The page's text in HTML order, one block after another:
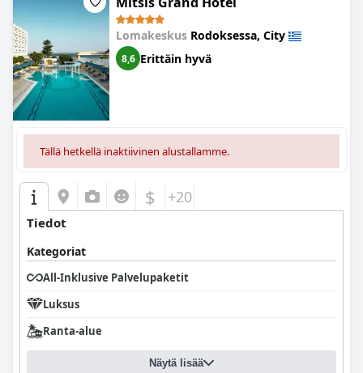
Lomakeskus Rodoksessa, City
8,6 Erittäin hyvä
Tällä hetkellä inaktiivinen alustallamme.
$ +20
Tiedot
Kategoriat
All-Inklusive Palvelupaketit
Luksus
Ranta-alue
Näytä lisää